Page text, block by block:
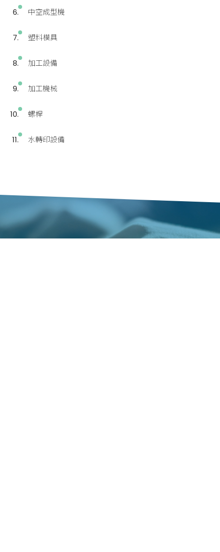
中空成型機
塑料模具
加工設備
加工機械
螺桿
水轉印設備